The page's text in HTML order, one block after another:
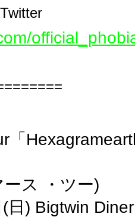
「
ス ・ツー)
日) Bigtwin